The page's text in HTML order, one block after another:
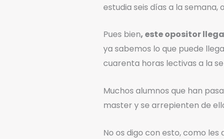
estudia seis días a la
Pues bien, este opositor
ya sabemos lo que puede
cuarenta horas lectivas a la
Muchos alumnos que han
master y se arrepienten de
No os digo con esto, como les